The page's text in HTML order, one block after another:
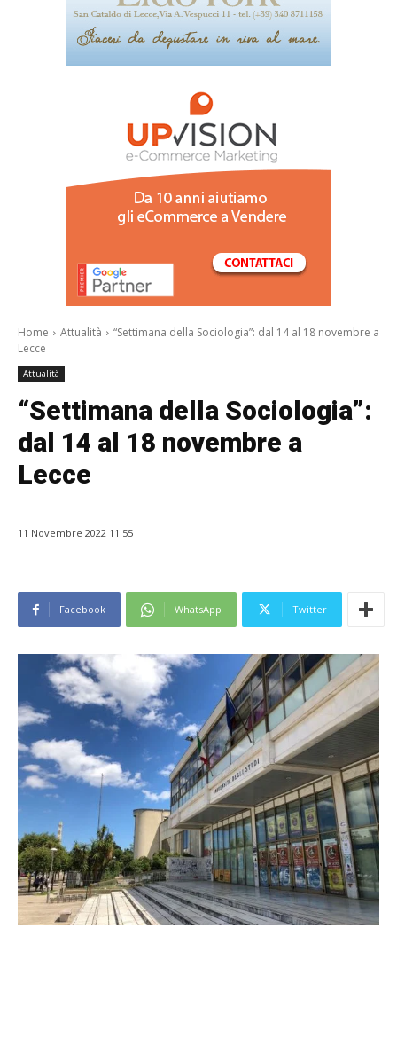
Home
Attualità
“Settimana della Sociologia”: dal 14 al 18 novembre a
Lecce
Attualità
“Settimana della Sociologia”:
dal 14 al 18 novembre a
Lecce
11 Novembre 2022 11:55
Facebook WhatsApp Twitter